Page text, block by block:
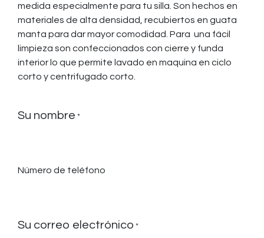
medida especialmente para tu silla. Son hechos en
materiales de alta densidad, recubiertos en guata
manta para dar mayor comodidad. Para una fácil
limpieza son confeccionados con cierre y funda
interior lo que permite lavado en maquina en ciclo
corto y centrifugado corto.
Su nombre *
Número de teléfono
Su correo electrónico *